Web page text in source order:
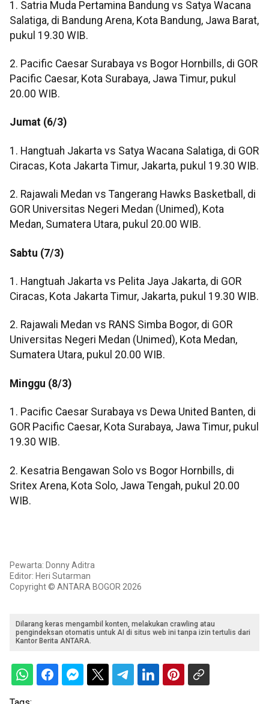
1. Satria Muda Pertamina Bandung vs Satya Wacana
Salatiga, di Bandung Arena, Kota Bandung, Jawa Barat,
pukul 19.30 WIB.
2. Pacific Caesar Surabaya vs Bogor Hornbills, di GOR
Pacific Caesar, Kota Surabaya, Jawa Timur, pukul
20.00 WIB.
Jumat (6/3)
1. Hangtuah Jakarta vs Satya Wacana Salatiga, di GOR
Ciracas, Kota Jakarta Timur, Jakarta, pukul 19.30 WIB.
2. Rajawali Medan vs Tangerang Hawks Basketball, di
GOR Universitas Negeri Medan (Unimed), Kota
Medan, Sumatera Utara, pukul 20.00 WIB.
Sabtu (7/3)
1. Hangtuah Jakarta vs Pelita Jaya Jakarta, di GOR
Ciracas, Kota Jakarta Timur, Jakarta, pukul 19.30 WIB.
2. Rajawali Medan vs RANS Simba Bogor, di GOR
Universitas Negeri Medan (Unimed), Kota Medan,
Sumatera Utara, pukul 20.00 WIB.
Minggu (8/3)
1. Pacific Caesar Surabaya vs Dewa United Banten, di
GOR Pacific Caesar, Kota Surabaya, Jawa Timur, pukul
19.30 WIB.
2. Kesatria Bengawan Solo vs Bogor Hornbills, di
Sritex Arena, Kota Solo, Jawa Tengah, pukul 20.00
WIB.
Pewarta: Donny Aditra
Editor: Heri Sutarman
Copyright © ANTARA BOGOR 2026
Dilarang keras mengambil konten, melakukan crawling atau
pengindeksan otomatis untuk AI di situs web ini tanpa izin tertulis dari
Kantor Berita ANTARA.